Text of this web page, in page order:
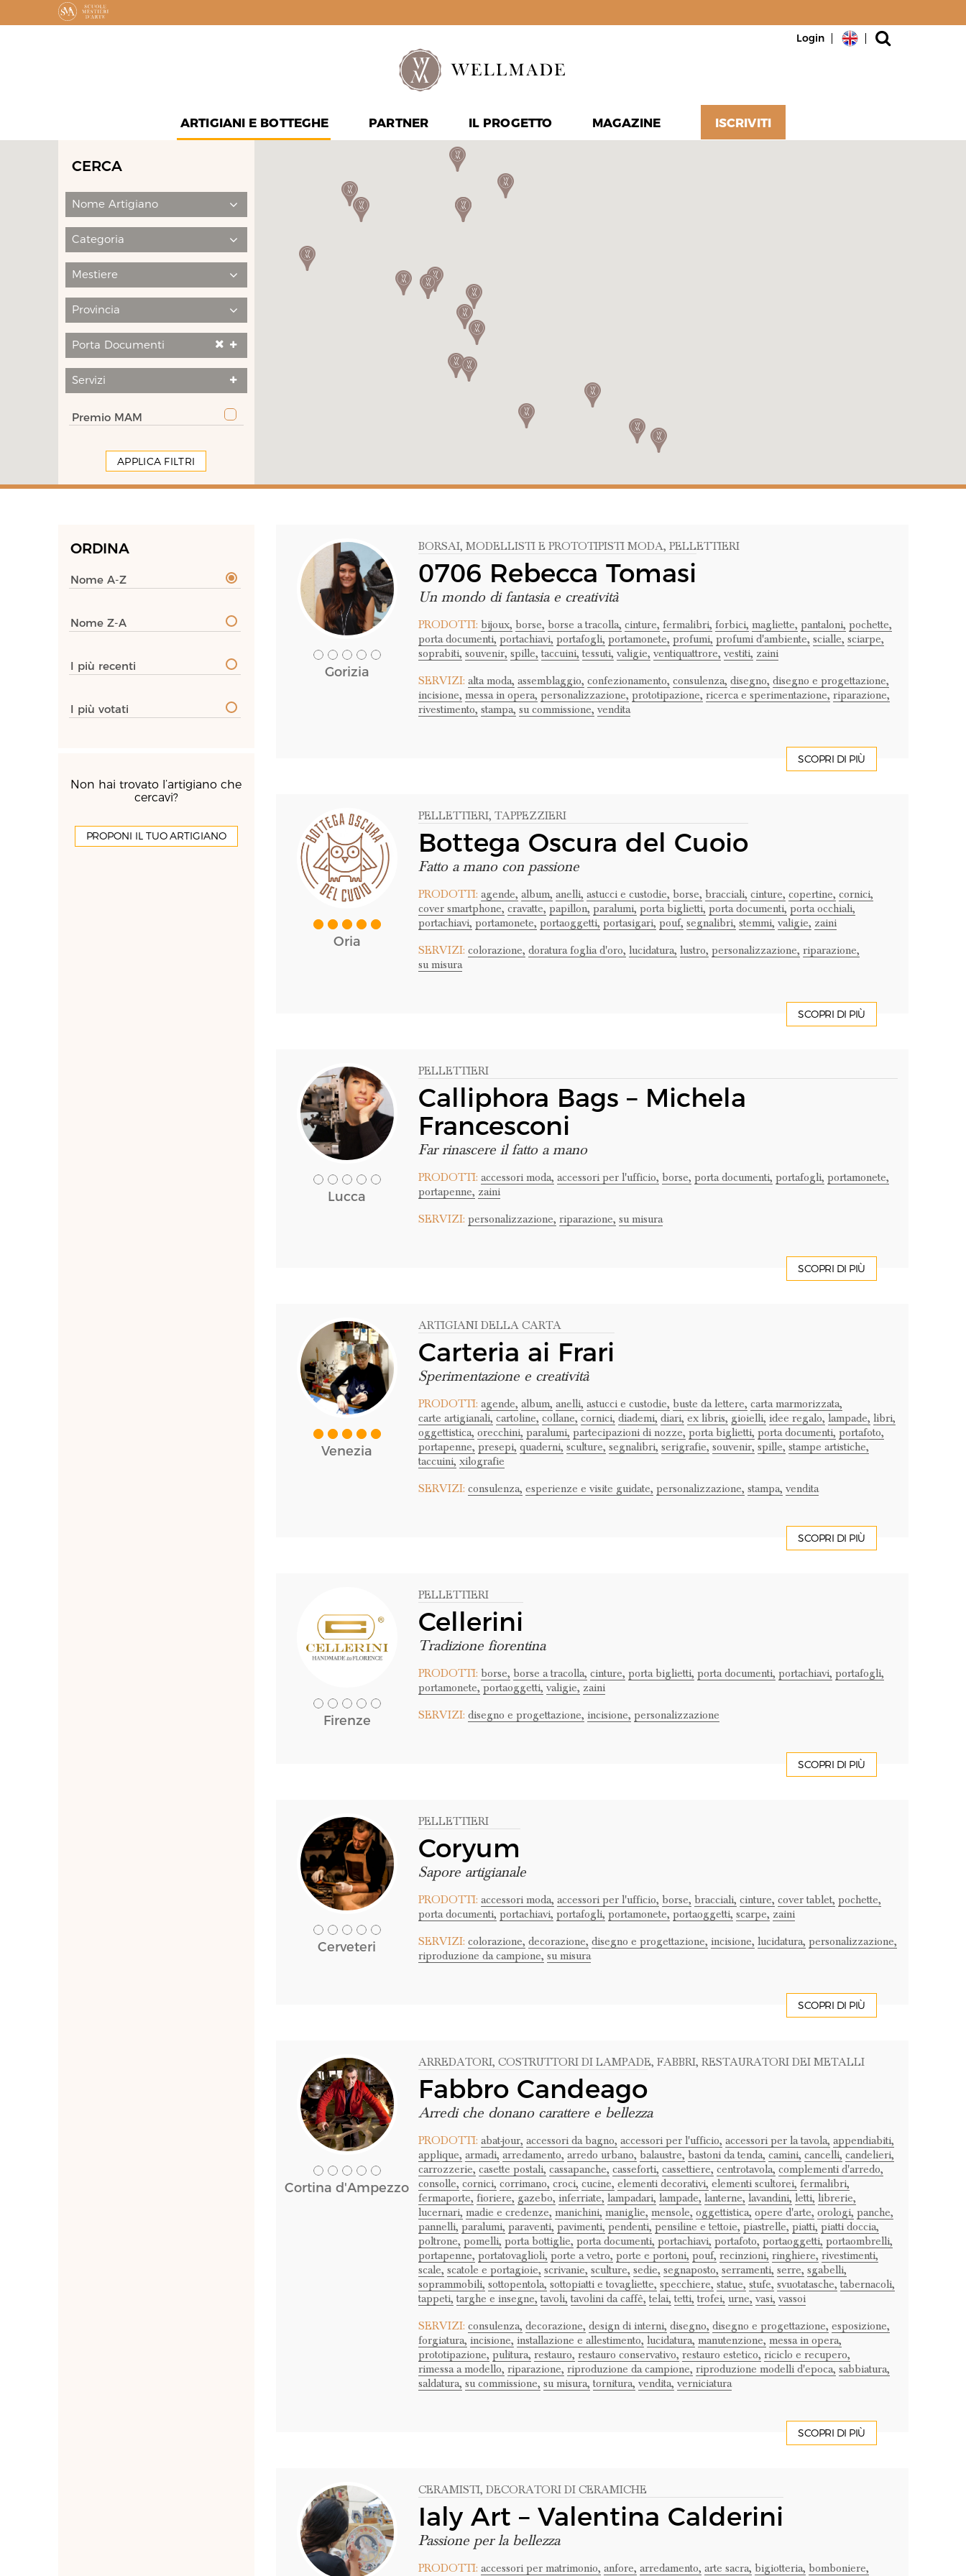
Login
ARTIGIANI E BOTTEGHE PARTNER IL PROGETTO MAGAZINE ISCRIVITI
CERCA
Nome Artigiano
Categoria
Mestiere
Provincia
Porta Documenti
Servizi
Premio MAM
APPLICA FILTRI
ORDINA
Nome A-Z
Nome Z-A
I più recenti
I più votati
Non hai trovato l’artigiano che
cercavi?
PROPONI IL TUO ARTIGIANO
Gorizia
BORSAI, MODELLISTI E PROTOTIPISTI MODA, PELLETTIERI
0706 Rebecca Tomasi
Un mondo di fantasia e creatività
PRODOTTI: bijoux, borse, borse a tracolla, cinture, fermalibri, forbici, magliette, pantaloni, pochette,
porta documenti, portachiavi, portafogli, portamonete, profumi, profumi d'ambiente, scialle, sciarpe,
soprabiti, souvenir, spille, taccuini, tessuti, valigie, ventiquattrore, vestiti, zaini
SERVIZI: alta moda, assemblaggio, confezionamento, consulenza, disegno, disegno e progettazione,
incisione, messa in opera, personalizzazione, prototipazione, ricerca e sperimentazione, riparazione,
rivestimento, stampa, su commissione, vendita
SCOPRI DI PIÙ
Oria
PELLETTIERI, TAPPEZZIERI
Bottega Oscura del Cuoio
Fatto a mano con passione
PRODOTTI: agende, album, anelli, astucci e custodie, borse, bracciali, cinture, copertine, cornici,
cover smartphone, cravatte, papillon, paralumi, porta biglietti, porta documenti, porta occhiali,
portachiavi, portamonete, portaoggetti, portasigari, pouf, segnalibri, stemmi, valigie, zaini
SERVIZI: colorazione, doratura foglia d'oro, lucidatura, lustro, personalizzazione, riparazione,
su misura
SCOPRI DI PIÙ
Lucca
PELLETTIERI
Calliphora Bags – Michela
Francesconi
Far rinascere il fatto a mano
PRODOTTI: accessori moda, accessori per l'ufficio, borse, porta documenti, portafogli, portamonete,
portapenne, zaini
SERVIZI: personalizzazione, riparazione, su misura
SCOPRI DI PIÙ
Venezia
ARTIGIANI DELLA CARTA
Carteria ai Frari
Sperimentazione e creatività
PRODOTTI: agende, album, anelli, astucci e custodie, buste da lettere, carta marmorizzata,
carte artigianali, cartoline, collane, cornici, diademi, diari, ex libris, gioielli, idee regalo, lampade, libri,
oggettistica, orecchini, paralumi, partecipazioni di nozze, porta biglietti, porta documenti, portafoto,
portapenne, presepi, quaderni, sculture, segnalibri, serigrafie, souvenir, spille, stampe artistiche,
taccuini, xilografie
SERVIZI: consulenza, esperienze e visite guidate, personalizzazione, stampa, vendita
SCOPRI DI PIÙ
Firenze
PELLETTIERI
Cellerini
Tradizione fiorentina
PRODOTTI: borse, borse a tracolla, cinture, porta biglietti, porta documenti, portachiavi, portafogli,
portamonete, portaoggetti, valigie, zaini
SERVIZI: disegno e progettazione, incisione, personalizzazione
SCOPRI DI PIÙ
Cerveteri
PELLETTIERI
Coryum
Sapore artigianale
PRODOTTI: accessori moda, accessori per l'ufficio, borse, bracciali, cinture, cover tablet, pochette,
porta documenti, portachiavi, portafogli, portamonete, portaoggetti, scarpe, zaini
SERVIZI: colorazione, decorazione, disegno e progettazione, incisione, lucidatura, personalizzazione,
riproduzione da campione, su misura
SCOPRI DI PIÙ
Cortina d'Ampezzo
ARREDATORI, COSTRUTTORI DI LAMPADE, FABBRI, RESTAURATORI DEI METALLI
Fabbro Candeago
Arredi che donano carattere e bellezza
PRODOTTI: abat-jour, accessori da bagno, accessori per l'ufficio, accessori per la tavola, appendiabiti,
applique, armadi, arredamento, arredo urbano, balaustre, bastoni da tenda, camini, cancelli, candelieri,
carrozzerie, casette postali, cassapanche, casseforti, cassettiere, centrotavola, complementi d'arredo,
consolle, cornici, corrimano, croci, cucine, elementi decorativi, elementi scultorei, fermalibri,
fermaporte, fioriere, gazebo, inferriate, lampadari, lampade, lanterne, lavandini, letti, librerie,
lucernari, madie e credenze, manichini, maniglie, mensole, oggettistica, opere d'arte, orologi, panche,
pannelli, paralumi, paraventi, pavimenti, pendenti, pensiline e tettoie, piastrelle, piatti, piatti doccia,
poltrone, pomelli, porta bottiglie, porta documenti, portachiavi, portafoto, portaoggetti, portaombrelli,
portapenne, portatovaglioli, porte a vetro, porte e portoni, pouf, recinzioni, ringhiere, rivestimenti,
scale, scatole e portagioie, scrivanie, sculture, sedie, segnaposto, serramenti, serre, sgabelli,
soprammobili, sottopentola, sottopiatti e tovagliette, specchiere, statue, stufe, svuotatasche, tabernacoli,
tappeti, targhe e insegne, tavoli, tavolini da caffè, telai, tetti, trofei, urne, vasi, vassoi
SERVIZI: consulenza, decorazione, design di interni, disegno, disegno e progettazione, esposizione,
forgiatura, incisione, installazione e allestimento, lucidatura, manutenzione, messa in opera,
prototipazione, pulitura, restauro, restauro conservativo, restauro estetico, riciclo e recupero,
rimessa a modello, riparazione, riproduzione da campione, riproduzione modelli d'epoca, sabbiatura,
saldatura, su commissione, su misura, tornitura, vendita, verniciatura
SCOPRI DI PIÙ
CERAMISTI, DECORATORI DI CERAMICHE
Ialy Art – Valentina Calderini
Passione per la bellezza
PRODOTTI: accessori per matrimonio, anfore, arredamento, arte sacra, bigiotteria, bomboniere,